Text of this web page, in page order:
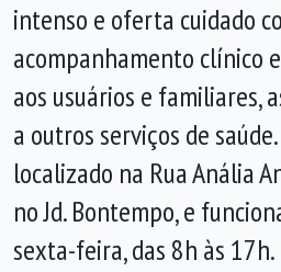
intenso e oferta cuidado
acompanhamento clínico
aos usuários e familiares,
a outros serviços de saúde.
localizado na Rua Anália
no Jd. Bontempo, e
sexta-feira, das 8h às 17h.